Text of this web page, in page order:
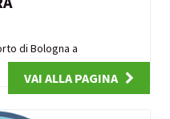
di Bologna a
VAI ALLA PAGINA